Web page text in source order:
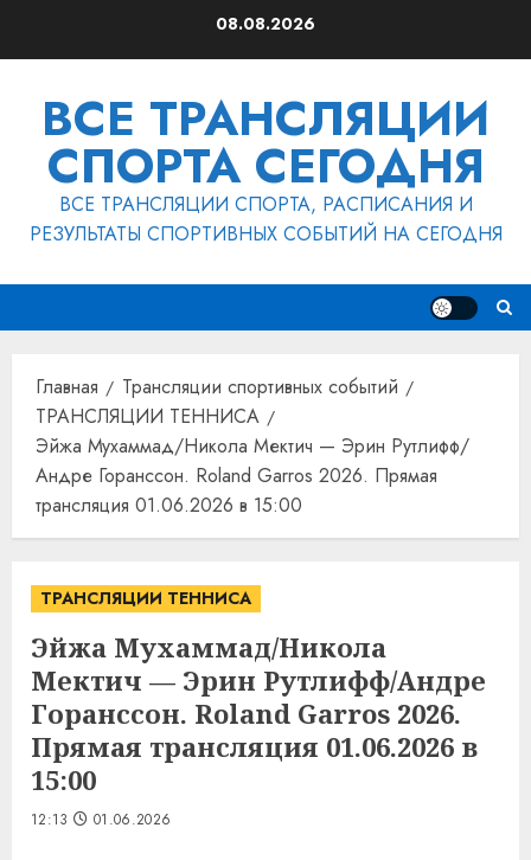
08.08.2026
ВСЕ ТРАНСЛЯЦИИ
СПОРТА СЕГОДНЯ
ВСЕ ТРАНСЛЯЦИИ СПОРТА, РАСПИСАНИЯ И
РЕЗУЛЬТАТЫ СПОРТИВНЫХ СОБЫТИЙ НА СЕГОДНЯ
Главная
Трансляции спортивных событий
ТРАНСЛЯЦИИ ТЕННИСА
Эйжа Мухаммад/Никола Мектич — Эрин Рутлифф/
Андре Горанссон. Roland Garros 2026. Прямая
трансляция 01.06.2026 в 15:00
ТРАНСЛЯЦИИ ТЕННИСА
Эйжа Мухаммад/Никола
Мектич — Эрин Рутлифф/Андре
Горанссон. Roland Garros 2026.
Прямая трансляция 01.06.2026 в
15:00
12:13 01.06.2026